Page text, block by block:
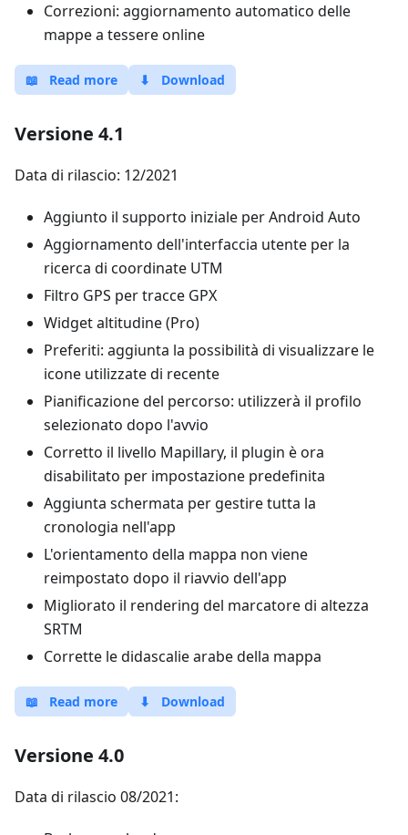
Correzioni: aggiornamento automatico delle
mappe a tessere online
📖 Read more ⬇ Download
Versione 4.1
Data di rilascio: 12/2021
Aggiunto il supporto iniziale per Android Auto
Aggiornamento dell'interfaccia utente per la
ricerca di coordinate UTM
Filtro GPS per tracce GPX
Widget altitudine (Pro)
Preferiti: aggiunta la possibilità di visualizzare le
icone utilizzate di recente
Pianificazione del percorso: utilizzerà il profilo
selezionato dopo l'avvio
Corretto il livello Mapillary, il plugin è ora
disabilitato per impostazione predefinita
Aggiunta schermata per gestire tutta la
cronologia nell'app
L'orientamento della mappa non viene
reimpostato dopo il riavvio dell'app
Migliorato il rendering del marcatore di altezza
SRTM
Corrette le didascalie arabe della mappa
📖 Read more ⬇ Download
Versione 4.0
Data di rilascio 08/2021: